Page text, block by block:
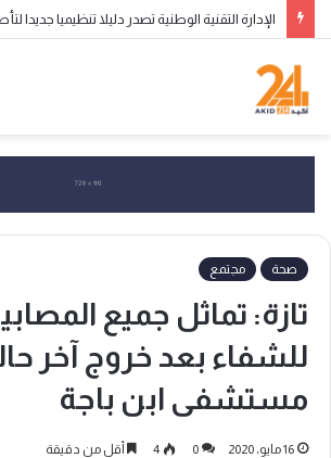
صحة مجتمع
تازة: تماثل جميع
للشفاء بعد خروج آخر
مستشفى ابن باجة
16 مايو، 2020 0
4 أقل من دقيقة